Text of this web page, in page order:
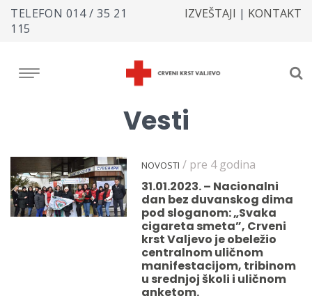
TELEFON 014 / 35 21
115
IZVEŠTAJI | KONTAKT
Vesti
NOVOSTI / pre 4 godina
31.01.2023. – Nacionalni
dan bez duvanskog dima
pod sloganom: „Svaka
cigareta smeta”, Crveni
krst Valjevo je obeležio
centralnom uličnom
manifestacijom, tribinom
u srednjoj školi i uličnom
anketom.